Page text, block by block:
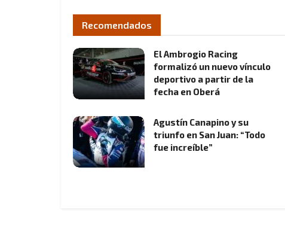
Recomendados
El Ambrogio Racing
formalizó un nuevo vínculo
deportivo a partir de la
fecha en Oberá
Agustín Canapino y su
triunfo en San Juan: “Todo
fue increíble”